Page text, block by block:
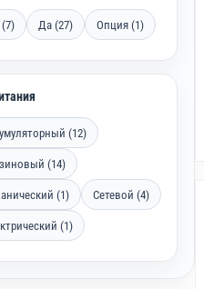
Да (27) Опция (1)
(12)
(14)
(1) Сетевой (4)
(1)